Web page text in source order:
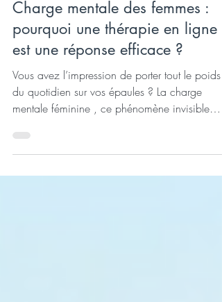
23 avr. 2025
3 min de lecture
Charge mentale des femmes :
pourquoi une thérapie en ligne
est une réponse efficace ?
Vous avez l’impression de porter tout le poids
du quotidien sur vos épaules ? La charge
mentale féminine , ce phénomène invisible
mais...